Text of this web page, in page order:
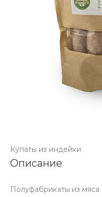
Купаты из индейки
Описание
Полуфабрикаты из